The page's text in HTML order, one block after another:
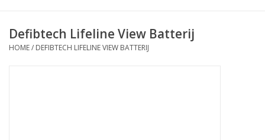
EHBO
Defibtech Lifeline View Batterij
HOME/ DEFIBTECH LIFELINE VIEW BATTERIJ